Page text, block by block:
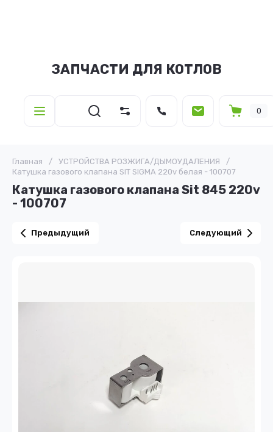
ЗАПЧАСТИ ДЛЯ КОТЛОВ
0
Главная / УСТРОЙСТВА РОЗЖИГА/ДЫМОУДАЛЕНИЯ
/
Катушка газового клапана SIT SIGMA 220v белая - 100707
Катушка газового клапана Sit 845 220v
- 100707
Предыдущий Следующий